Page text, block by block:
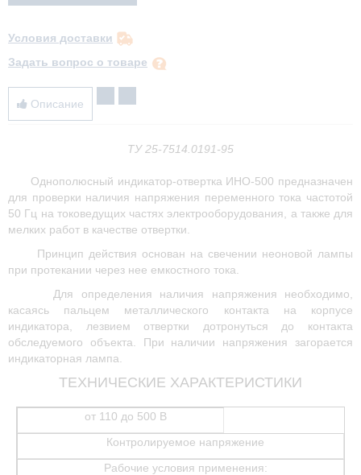
Условия доставки
Задать вопрос о товаре
Описание
ТУ 25-7514.0191-95
Однополюсный индикатор-отвертка ИНО-500 предназначен
для проверки наличия напряжения переменного тока частотой
50 Гц на токоведущих частях электрооборудования, а также для
мелких работ в качестве отвертки.
Принцип действия основан на свечении неоновой лампы
при протекании через нее емкостного тока.
Для определения наличия напряжения необходимо,
касаясь пальцем металлического контакта на корпусе
индикатора, лезвием отвертки дотронуться до контакта
обследуемого объекта. При наличии напряжения загорается
индикаторная лампа.
ТЕХНИЧЕСКИЕ ХАРАКТЕРИСТИКИ
Контролируемое напряжение
от 110 до 500 В
Рабочие условия применения: